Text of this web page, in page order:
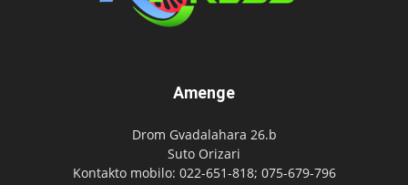
Amenge
Drom Gvadalahara 26.b
Suto Orizari
Kontakto mobilo: 022-651-818; 075-679-796